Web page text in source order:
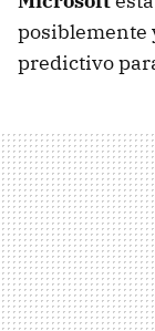
posiblemente
predictivo